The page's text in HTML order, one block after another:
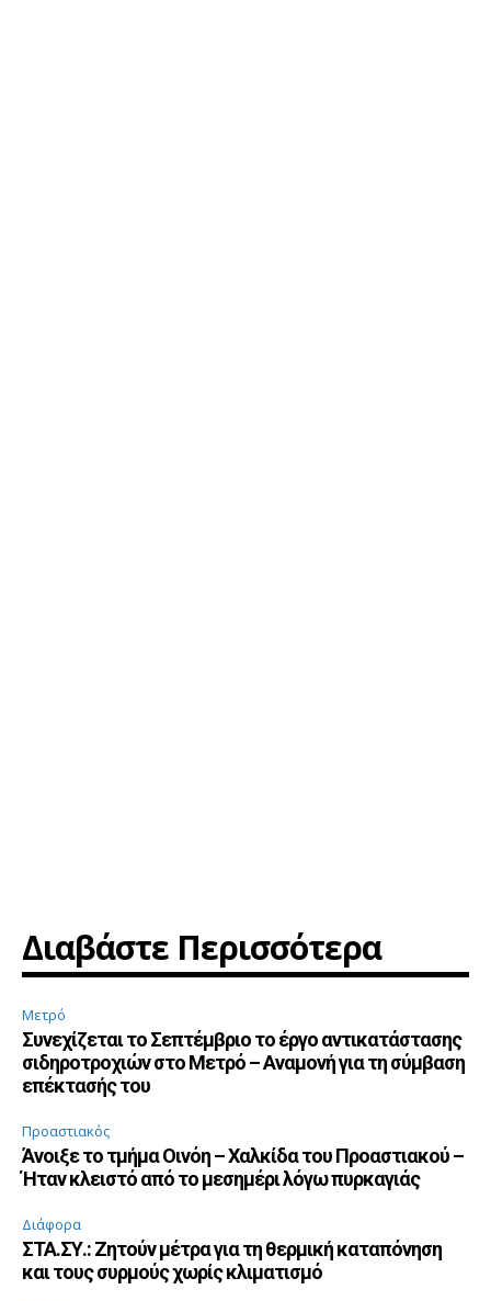
Διαβάστε Περισσότερα
Μετρό
Συνεχίζεται το Σεπτέμβριο το έργο αντικατάστασης
σιδηροτροχιών στο Μετρό – Αναμονή για τη σύμβαση
επέκτασής του
Προαστιακός
Άνοιξε το τμήμα Οινόη – Χαλκίδα του Προαστιακού –
Ήταν κλειστό από το μεσημέρι λόγω πυρκαγιάς
Διάφορα
ΣΤΑ.ΣΥ.: Ζητούν μέτρα για τη θερμική καταπόνηση
και τους συρμούς χωρίς κλιματισμό